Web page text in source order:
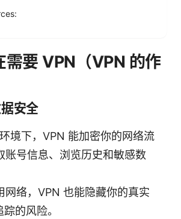
需要 VPN（VPN 的作
安全
境下，VPN 能加密你的网络流
账号信息、浏览历史和敏感数
网络，VPN 也能隐藏你的真实
的风险。